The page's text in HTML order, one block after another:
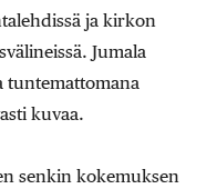
ja kirkon
Jumala
tuntemattomana
kuvaa.
senkin kokemuksen